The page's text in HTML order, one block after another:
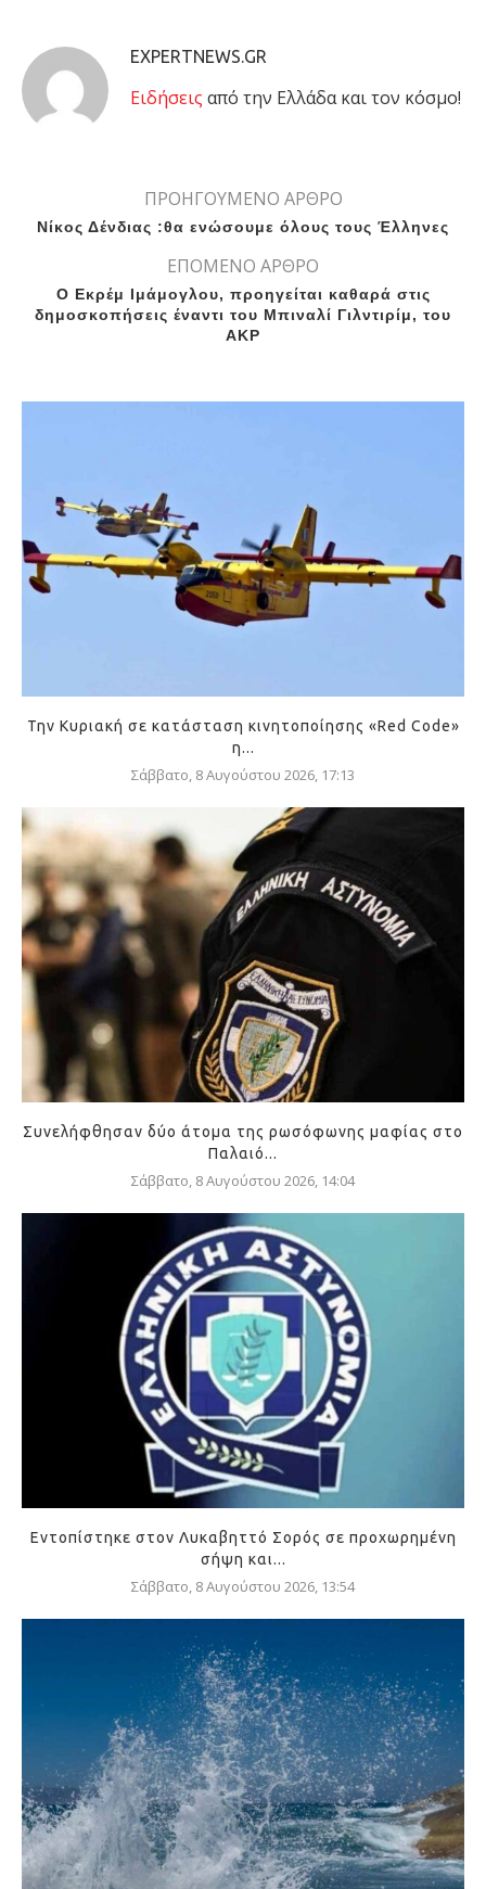
EXPERTNEWS.GR
Eιδήσεις από την Ελλάδα και τον κόσμο!
ΠΡΟΗΓΟΥΜΕΝΟ ΑΡΘΡΟ
Νίκος Δένδιας :θα ενώσουμε όλους τους Έλληνες
ΕΠΟΜΕΝΟ ΑΡΘΡΟ
Ο Εκρέμ Ιμάμογλου, προηγείται καθαρά στις
δημοσκοπήσεις έναντι του Μπιναλί Γιλντιρίμ, του
AKP
Την Κυριακή σε κατάσταση κινητοποίησης «Red Code»
η...
Σάββατο, 8 Αυγούστου 2026, 17:13
Συνελήφθησαν δύο άτομα της ρωσόφωνης μαφίας στο
Παλαιό...
Σάββατο, 8 Αυγούστου 2026, 14:04
Εντοπίστηκε στον Λυκαβηττό Σορός σε προχωρημένη
σήψη και...
Σάββατο, 8 Αυγούστου 2026, 13:54